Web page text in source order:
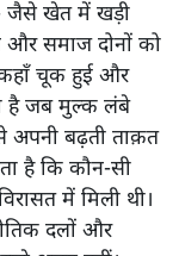
जैसे खेत में खड़ी
समाज दोनों को
कहाँ चूक हुई और
है जब मुल्क लंबे
अपनी बढ़ती ताक़त
है कि कौन‑सी
में मिली थी।
दलों और